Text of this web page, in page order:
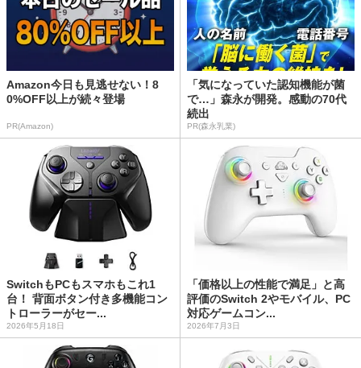
Amazon今日も見逃せない！8
0%OFF以上が続々登場
PR(Amazon)
「気になっていた認知機能が菌
で…」森永が開発。感動の70代
続出
PR(森永乳業)
SwitchもPCもスマホもこれ1
台！ 背面ボタン付き多機能コン
トローラーがセー...
2026年5月18日
「価格以上の性能で満足」と高
評価のSwitch 2やモバイル、PC
対応ゲームコン...
2026年7月3日